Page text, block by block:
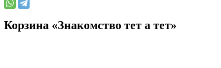
Корзина «Знакомство тет а тет»